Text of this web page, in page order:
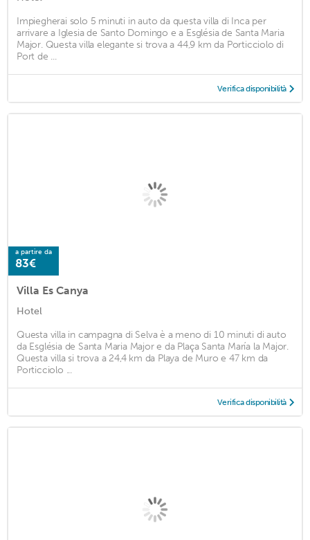
Impiegherai solo 5 minuti in auto da questa villa di Inca per
arrivare a Iglesia de Santo Domingo e a Església de Santa Maria
Major. Questa villa elegante si trova a 44,9 km da Porticciolo di
Port de ...
Verifica disponibilità
a partire da
83€
Villa Es Canya
Hotel
Questa villa in campagna di Selva è a meno di 10 minuti di auto
da Església de Santa Maria Major e da Plaça Santa María la Major.
Questa villa si trova a 24,4 km da Playa de Muro e 47 km da
Porticciolo ...
Verifica disponibilità